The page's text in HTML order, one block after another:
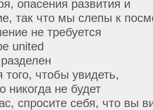
опасения развития и
так что мы слепы к
не требуется
united
чтобы увидеть,
никогда не будет
спросите себя, что вы